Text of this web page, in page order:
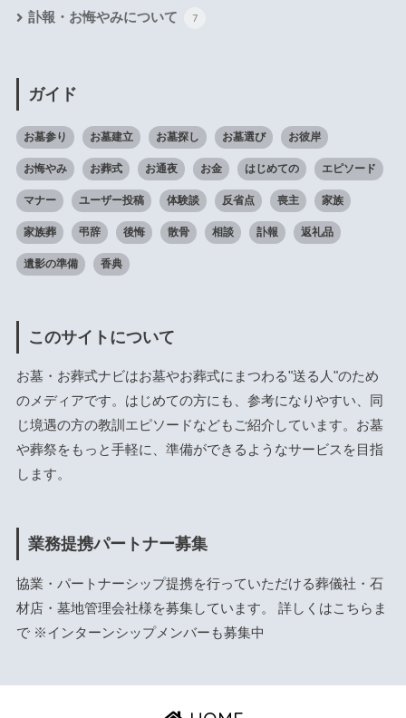
訃報・お悔やみについて 7
ガイド
お墓参り お墓建立 お墓探し お墓選び お彼岸
お悔やみ お葬式 お通夜 お金 はじめての エピソード
マナー ユーザー投稿 体験談 反省点 喪主 家族
家族葬 弔辞 後悔 散骨 相談 訃報 返礼品
遺影の準備 香典
このサイトについて
お墓・お葬式ナビはお墓やお葬式にまつわる"送る人"のため
のメディアです。はじめての方にも、参考になりやすい、同
じ境遇の方の教訓エピソードなどもご紹介しています。お墓
や葬祭をもっと手軽に、準備ができるようなサービスを目指
します。
業務提携パートナー募集
協業・パートナーシップ提携を行っていただける葬儀社・石
材店・墓地管理会社様を募集しています。 詳しくはこちら ま
で ※インターンシップメンバーも募集中